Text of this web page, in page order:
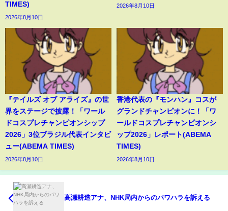
TIMES)
2026年8月10日
2026年8月10日
『テイルズ オブ アライズ』の世
界をステージで披露！「ワール
ドコスプレチャンピオンシップ
2026」3位ブラジル代表インタビ
ュー(ABEMA TIMES)
2026年8月10日
香港代表の『モンハン』コスが
グランドチャンピオンに！「ワ
ールドコスプレチャンピオンシ
ップ2026」レポート(ABEMA
TIMES)
2026年8月10日
高瀬耕造アナ、NHK局内からのパワハラを訴える